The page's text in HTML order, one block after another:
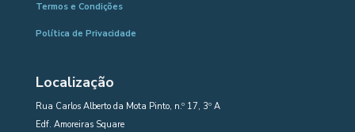
Termos e Condições
Política de Privacidade
Localização
Rua Carlos Alberto da Mota Pinto, n.º 17, 3º A
Edf. Amoreiras Square